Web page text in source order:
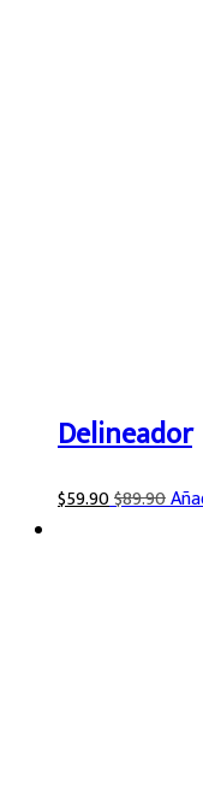
Delineador
$59.90$89.90